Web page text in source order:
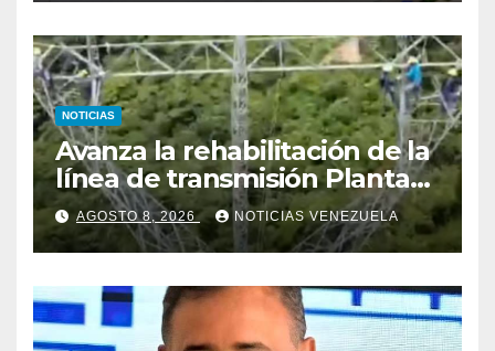
NOTICIAS
Avanza la rehabilitación de la
línea de transmisión Planta
Centro – Yaracuy
AGOSTO 8, 2026 NOTICIAS VENEZUELA